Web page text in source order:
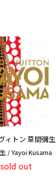
ィトン 草間彌生
/ Yayoi Kusama
sold out